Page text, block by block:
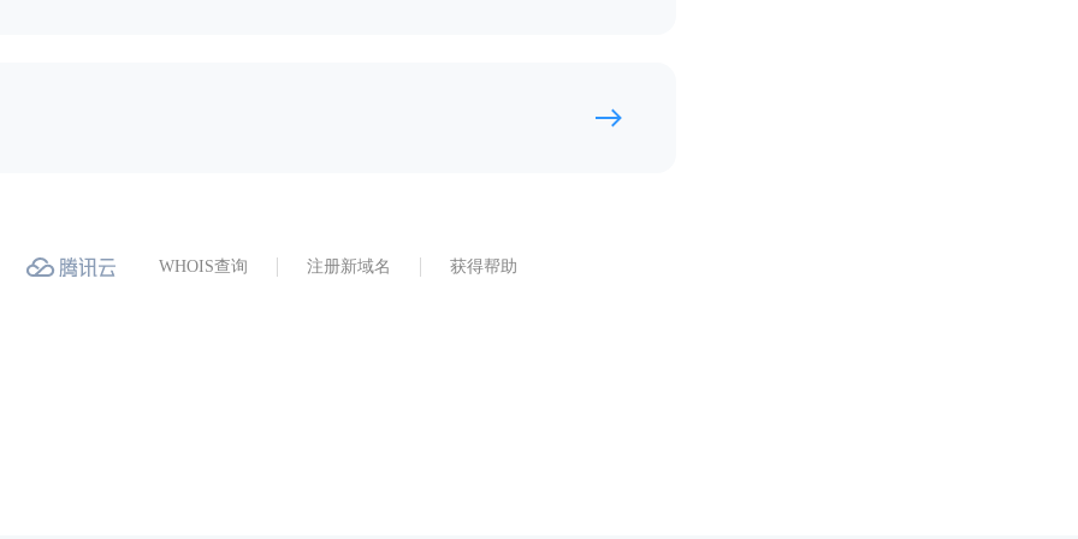
WHOIS查询 注册新域名 获得帮助